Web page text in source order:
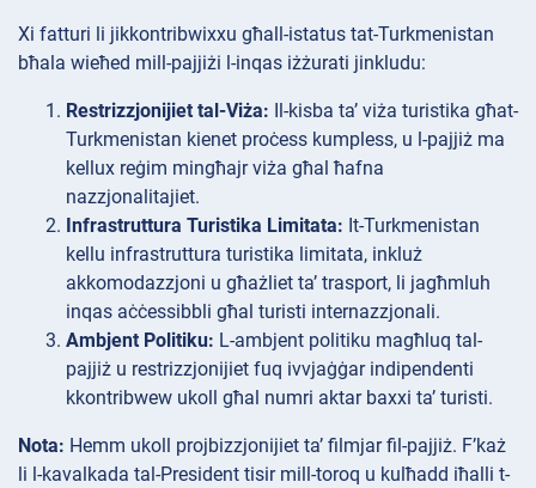
Xi fatturi li jikkontribwixxu għall-istatus tat-Turkmenistan
bħala wieħed mill-pajjiżi l-inqas iżżurati jinkludu:
Restrizzjonijiet tal-Viża: Il-kisba ta’ viża turistika għat-
Turkmenistan kienet proċess kumpless, u l-pajjiż ma
kellux reġim mingħajr viża għal ħafna
nazzjonalitajiet.
Infrastruttura Turistika Limitata: It-Turkmenistan
kellu infrastruttura turistika limitata, inkluż
akkomodazzjoni u għażliet ta’ trasport, li jagħmluh
inqas aċċessibbli għal turisti internazzjonali.
Ambjent Politiku: L-ambjent politiku magħluq tal-
pajjiż u restrizzjonijiet fuq ivvjaġġar indipendenti
kkontribwew ukoll għal numri aktar baxxi ta’ turisti.
Nota: Hemm ukoll projbizzjonijiet ta’ filmjar fil-pajjiż. F’każ
li l-kavalkada tal-President tisir mill-toroq u kulħadd iħalli t-